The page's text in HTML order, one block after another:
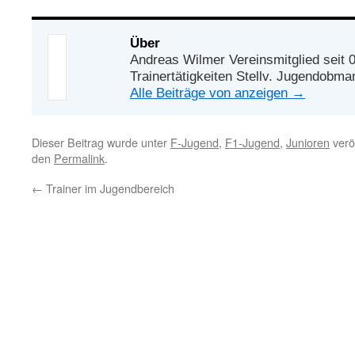
Über
Andreas Wilmer Vereinsmitglied seit
Trainertätigkeiten Stellv.
Alle Beiträge von anzeigen →
Dieser Beitrag wurde unter F-Jugend, F1-Jugend, Junioren
den Permalink.
← Trainer im Jugendbereich